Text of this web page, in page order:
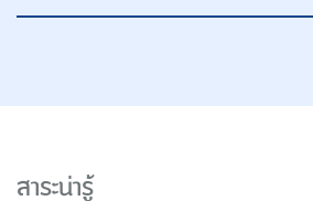
สาระน่ารู้